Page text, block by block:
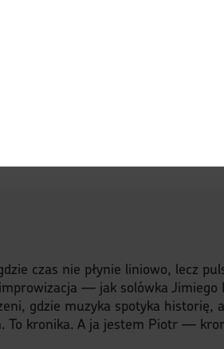
czas nie płynie liniowo, lecz
— jak solówka
gdzie muzyka spotyka historię,
kronika. A ja jestem Piotr —